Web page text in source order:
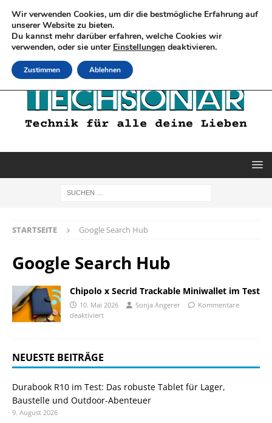
STARTSEITE Google Search Hub
Google Search Hub
Chipolo x Secrid Trackable Miniwallet im Test
10. Mai 2026 Sonja Angerer
Kommentare
deaktiviert
NEUESTE BEITRÄGE
Durabook R10 im Test: Das robuste Tablet für Lager,
Baustelle und Outdoor-Abenteuer
9. August 2026
Wir verwenden Cookies, um dir die bestmögliche Erfahrung auf
unserer Website zu bieten.
Du kannst mehr darüber erfahren, welche Cookies wir
verwenden, oder sie unter Einstellungen deaktivieren.
Zustimmen Ablehnen